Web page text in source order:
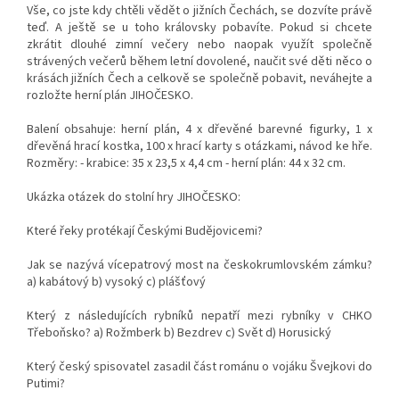
Vše, co jste kdy chtěli vědět o jižních Čechách, se dozvíte právě
teď. A ještě se u toho královsky pobavíte. Pokud si chcete
zkrátit dlouhé zimní večery nebo naopak využít společně
strávených večerů během letní dovolené, naučit své děti něco o
krásách jižních Čech a celkově se společně pobavit, neváhejte a
rozložte herní plán JIHOČESKO.
Balení obsahuje: herní plán, 4 x dřevěné barevné figurky, 1 x
dřevěná hrací kostka, 100 x hrací karty s otázkami, návod ke hře.
Rozměry: - krabice: 35 x 23,5 x 4,4 cm - herní plán: 44 x 32 cm.
Ukázka otázek do stolní hry JIHOČESKO:
Které řeky protékají Českými Budějovicemi?
Jak se nazývá vícepatrový most na českokrumlovském zámku?
a) kabátový b) vysoký c) plášťový
Který z následujících rybníků nepatří mezi rybníky v CHKO
Třeboňsko? a) Rožmberk b) Bezdrev c) Svět d) Horusický
Který český spisovatel zasadil část románu o vojáku Švejkovi do
Putimi?